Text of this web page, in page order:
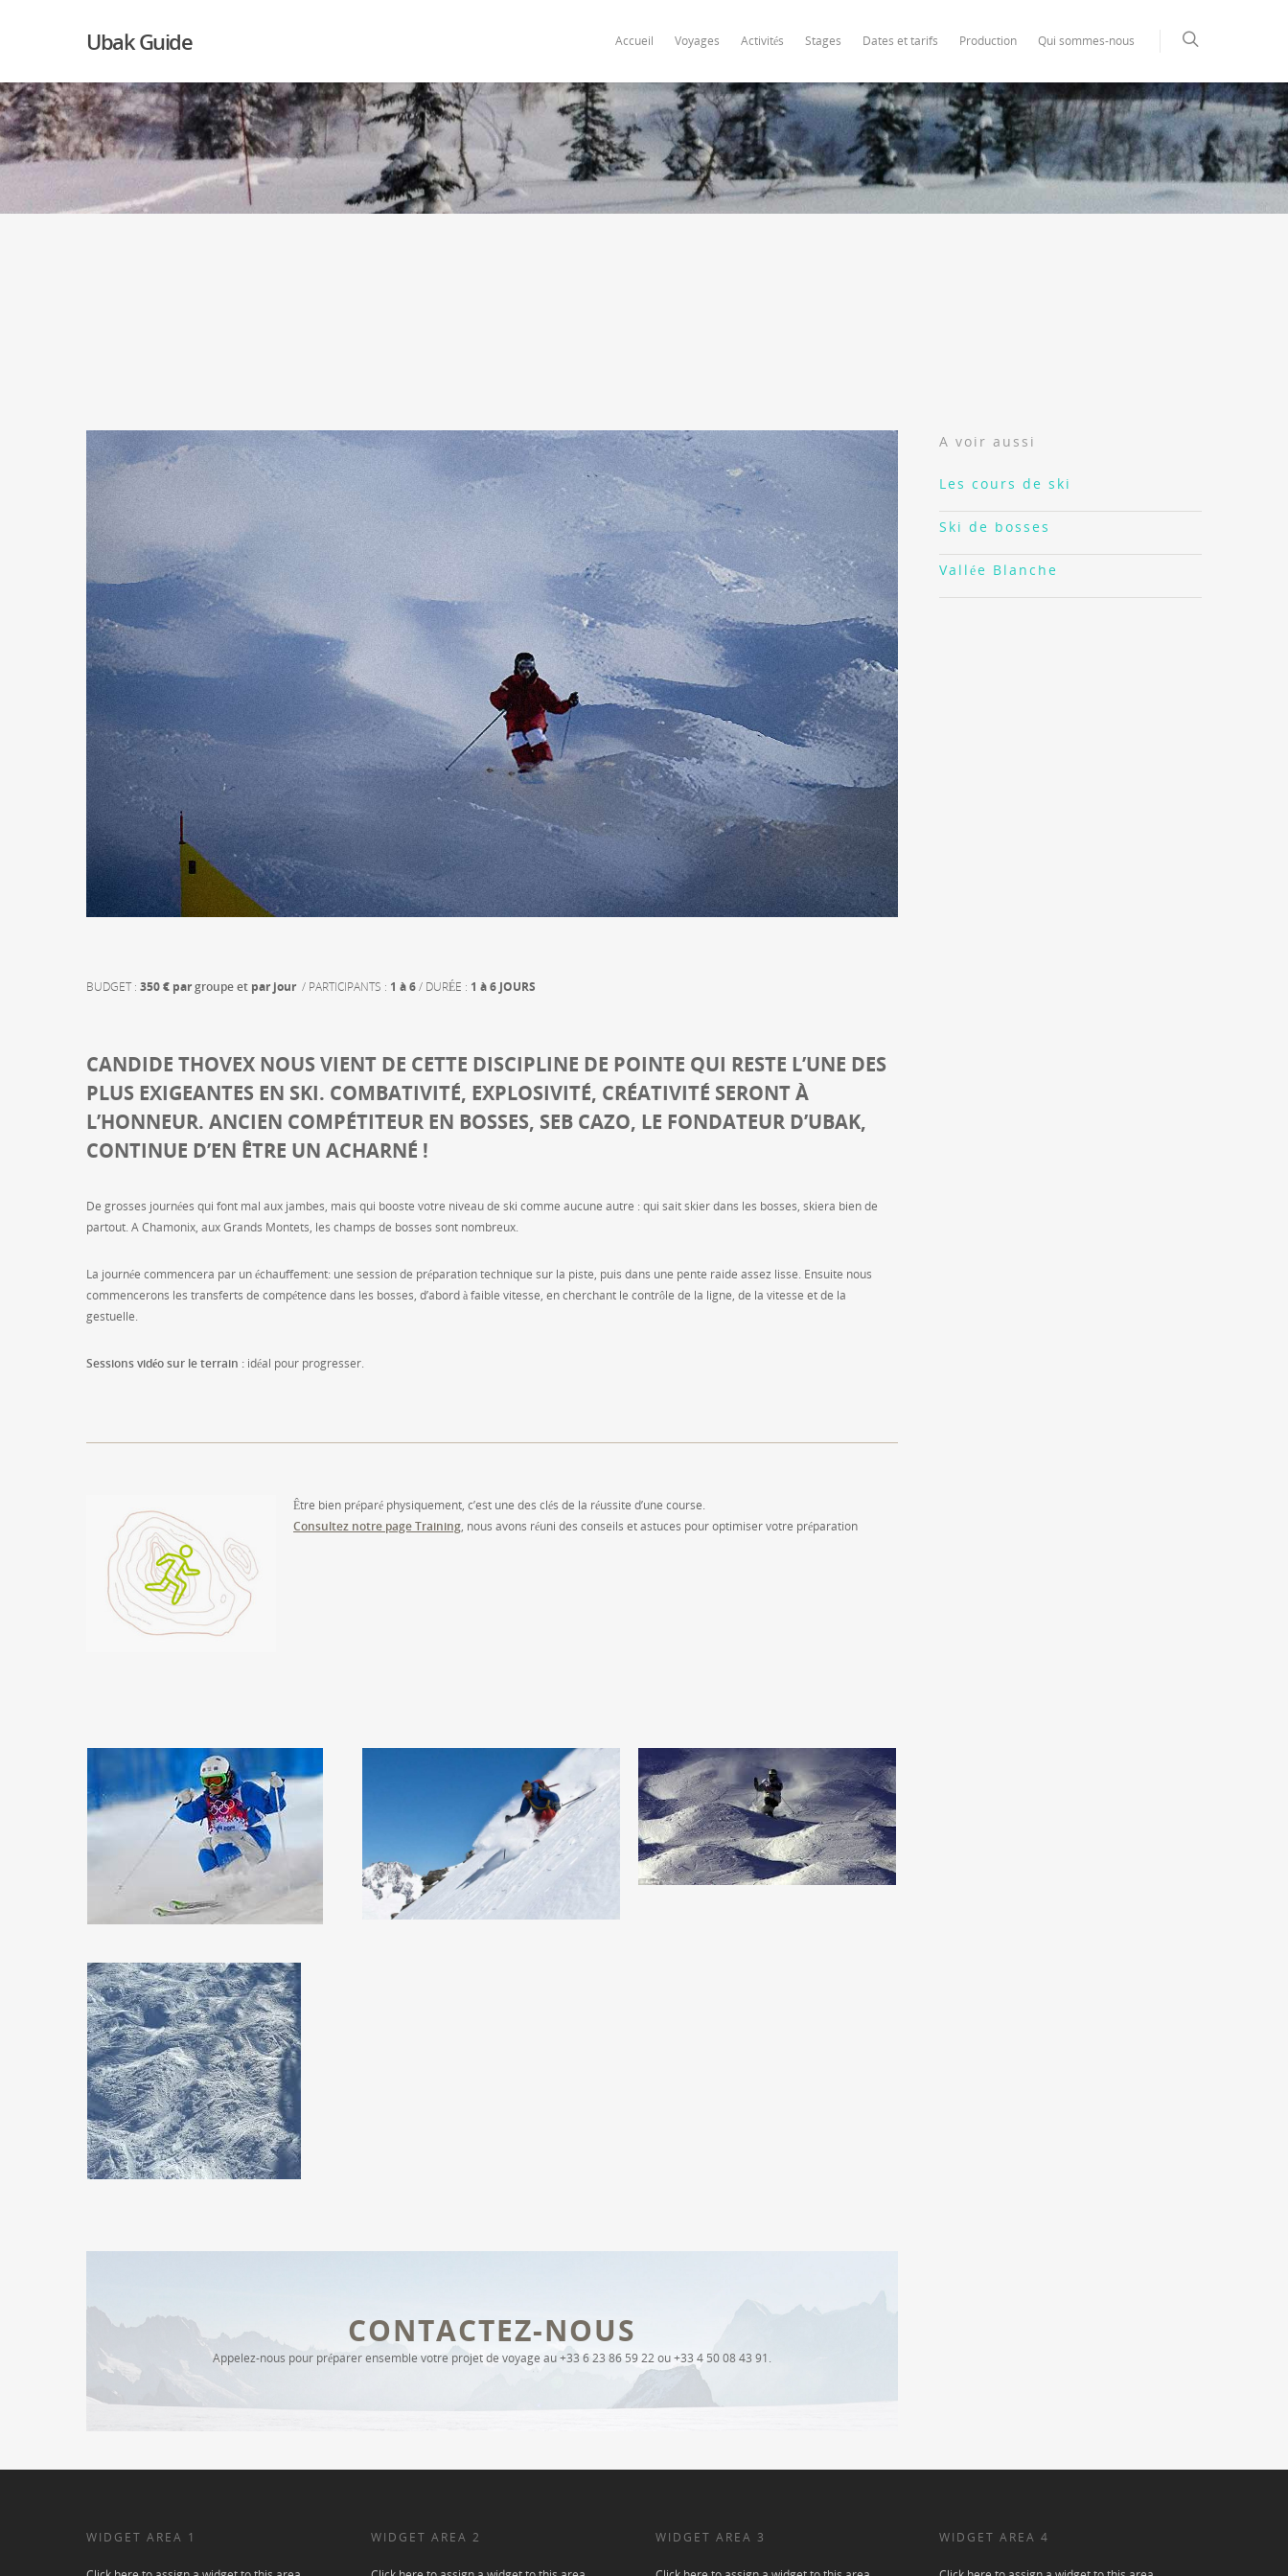
Ubak Guide Accueil Voyages Activités Stages Dates et tarifs Production Qui sommes-nous
BUDGET : 350 € pargroupeet par jour / PARTICIPANTS : 1 à 6/ DURÉE : 1 à 6 JOURS
CANDIDE THOVEX NOUS VIENT DE CETTE DISCIPLINE DE POINTE QUI RESTE L’UNE DES
PLUS EXIGEANTES EN SKI. COMBATIVITÉ, EXPLOSIVITÉ, CRÉATIVITÉ SERONT À
L’HONNEUR. ANCIEN COMPÉTITEUR EN BOSSES, SEB CAZO, LE FONDATEUR D’UBAK,
CONTINUE D’EN ÊTRE UN ACHARNÉ !
De grosses journées qui font mal aux jambes, mais qui booste votre niveau de ski comme aucune autre : qui sait skier dans les bosses, skiera bien de
partout. A Chamonix, aux Grands Montets, les champs de bosses sont nombreux.
La journée commencera par un échauffement: une session de préparation technique sur la piste, puis dans une pente raide assez lisse. Ensuite nous
commencerons les transferts de compétence dans les bosses, d’abord à faible vitesse, en cherchant le contrôle de la ligne, de la vitesse et de la
gestuelle.
Sessions vidéo sur le terrain : idéal pour progresser.
Être bien préparé physiquement, c’est une des clés de la réussite d’une course.
Consultez notre page Training, nous avons réuni des conseils et astuces pour optimiser votre préparation
CONTACTEZ-NOUS
Appelez-nous pour préparer ensemble votre projet de voyage au +33 6 23 86 59 22 ou +33 4 50 08 43 91.
A voir aussi
Les cours de ski
Ski de bosses
Vallée Blanche
WIDGET AREA 1 WIDGET AREA 2 WIDGET AREA 3 WIDGET AREA 4